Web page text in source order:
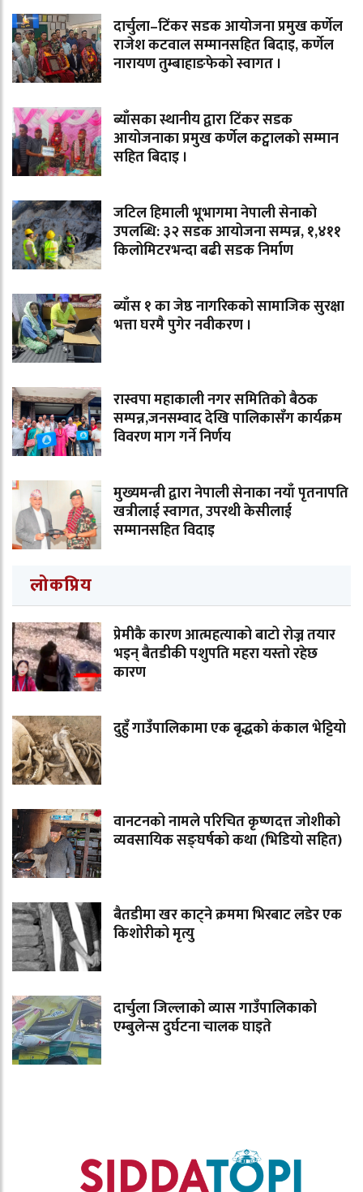
दार्चुला–टिंकर सडक आयोजना प्रमुख कर्णेल
राजेश कटवाल सम्मानसहित बिदाइ, कर्णेल
नारायण तुम्बाहाङफेको स्वागत ।
ब्याँसका स्थानीय द्वारा टिंकर सडक
आयोजनाका प्रमुख कर्णेल कट्वालको सम्मान
सहित बिदाइ ।
जटिल हिमाली भूभागमा नेपाली सेनाको
उपलब्धि: ३२ सडक आयोजना सम्पन्न, १,४११
किलोमिटरभन्दा बढी सडक निर्माण
ब्याँस १ का जेष्ठ नागरिकको सामाजिक सुरक्षा
भत्ता घरमै पुगेर नवीकरण ।
रास्वपा महाकाली नगर समितिको बैठक
सम्पन्न,जनसम्वाद देखि पालिकासँग कार्यक्रम
विवरण माग गर्ने निर्णय
मुख्यमन्त्री द्वारा नेपाली सेनाका नयाँ पृतनापति
खत्रीलाई स्वागत, उपरथी केसीलाई
सम्मानसहित विदाइ
लोकप्रिय
प्रेमीकै कारण आत्महत्याको बाटो रोज्न तयार
भइन् बैतडीकी पशुपति महरा यस्तो रहेछ
कारण
दुहुँ गाउँपालिकामा एक बृद्धको कंकाल भेट्टियो
वानटनको नामले परिचित कृष्णदत्त जोशीको
व्यवसायिक सङ्घर्षको कथा (भिडियो सहित)
बैतडीमा खर काट्ने क्रममा भिरबाट लडेर एक
किशोरीको मृत्यु
दार्चुला जिल्लाको व्यास गाउँपालिकाको
एम्बुलेन्स दुर्घटना चालक घाइते